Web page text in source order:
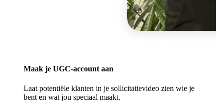
Maak je UGC-account aan
Laat potentiële klanten in je sollicitatievideo zien wie je
bent en wat jou speciaal maakt.